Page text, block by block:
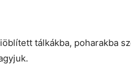
tálkákba, poharakba